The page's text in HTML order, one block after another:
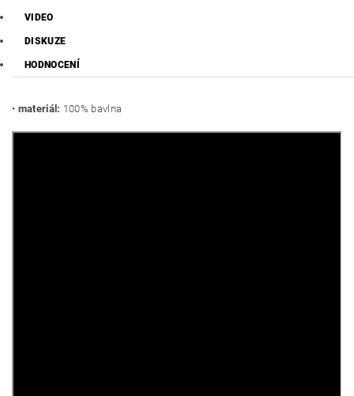
VIDEO
DISKUZE
HODNOCENÍ
• materiál: 100% bavlna